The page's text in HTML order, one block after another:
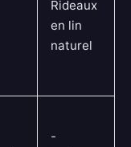
Rideaux
en lin
naturel
-